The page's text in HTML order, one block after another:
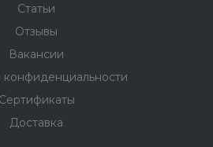
Статьи
Отзывы
Вакансии
конфиденциальности
Сертификаты
Доставка